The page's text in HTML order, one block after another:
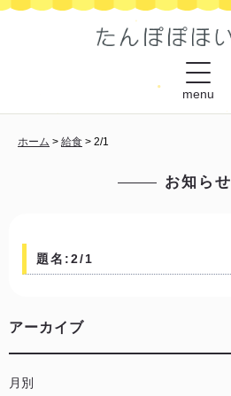
menu
ホーム > 給食 > 2/1
お知らせ
題名:2/1
アーカイブ
月別